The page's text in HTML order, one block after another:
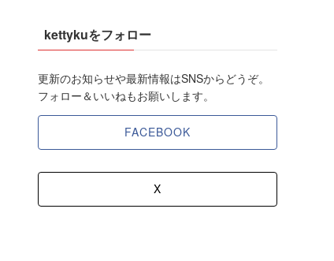
kettykuをフォロー
更新のお知らせや最新情報はSNSからどうぞ。
フォロー＆いいねもお願いします。
FACEBOOK
X